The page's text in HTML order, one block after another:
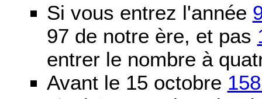
Si vous entrez l'année
97 de notre ère, et pas
entrer le nombre à
Avant le 15 octobre